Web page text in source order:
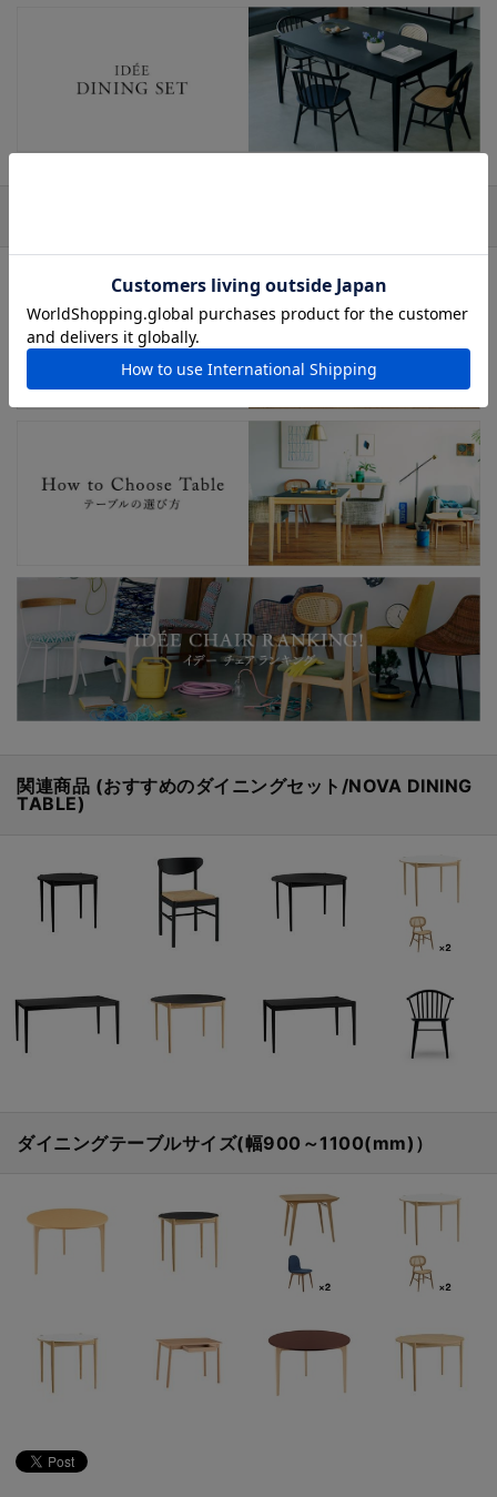
関連商品 (おすすめのダイニングセット/NOVA DINING
TABLE)
ダイニングテーブルサイズ(幅900～1100(mm)）